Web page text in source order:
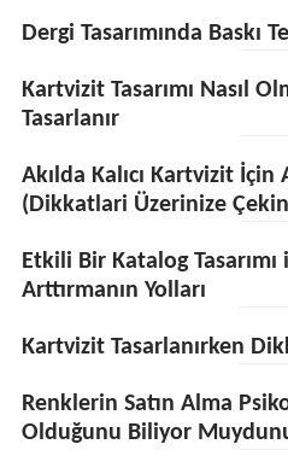
Dergi Tasarımında Baskı
Kartvizit Tasarımı Nasıl
Tasarlanır
Akılda Kalıcı Kartvizit İçin
(Dikkatlari Üzerinize
Etkili Bir Katalog
Arttırmanın Yolları
Kartvizit Tasarlanırken
Renklerin Satın Alma
Olduğunu Biliyor